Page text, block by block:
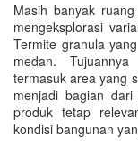
Masih banyak
mengeksplorasi
Termite granula
medan.
termasuk area yang
menjadi bagian
produk tetap
kondisi bangunan